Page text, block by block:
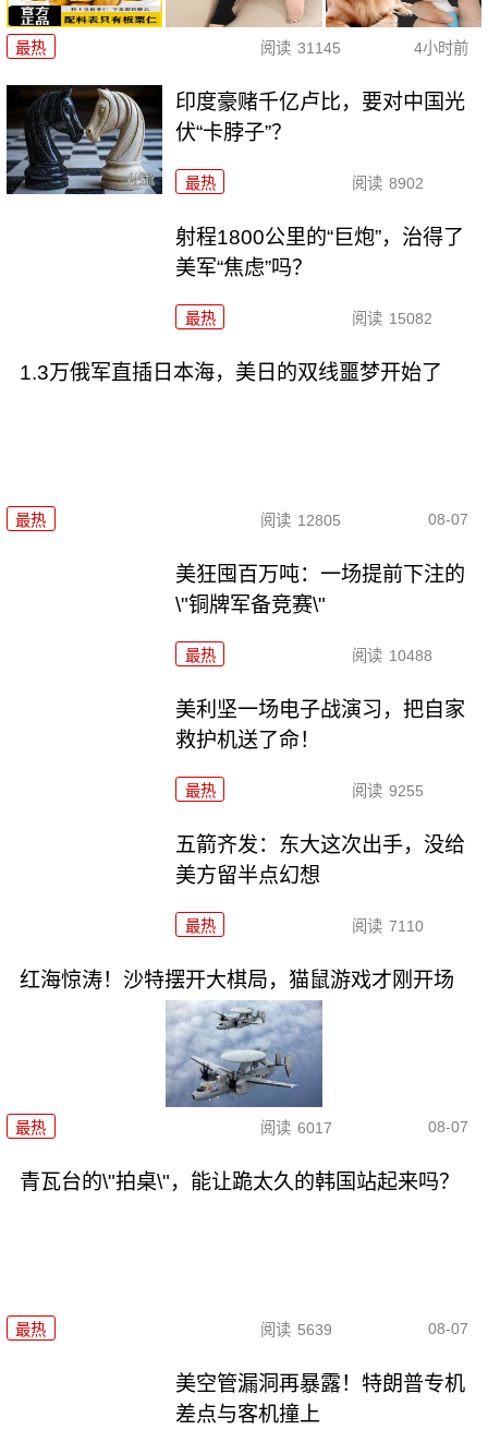
最热 阅读 31145 4小时前
印度豪赌千亿卢比，要对中国光
伏“卡脖子”？
最热 阅读 8902
射程1800公里的“巨炮”，治得了
美军“焦虑”吗？
最热 阅读 15082
1.3万俄军直插日本海，美日的双线噩梦开始了
最热 阅读 12805 08-07
美狂囤百万吨：一场提前下注的
\"铜牌军备竞赛\"
最热 阅读 10488
美利坚一场电子战演习，把自家
救护机送了命！
最热 阅读 9255
五箭齐发：东大这次出手，没给
美方留半点幻想
最热 阅读 7110
红海惊涛！沙特摆开大棋局，猫鼠游戏才刚开场
最热 阅读 6017 08-07
青瓦台的\"拍桌\"，能让跪太久的韩国站起来吗？
最热 阅读 5639 08-07
美空管漏洞再暴露！特朗普专机
差点与客机撞上